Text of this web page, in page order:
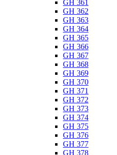
GH 361
GH 362
GH 363
GH 364
GH 365
GH 366
GH 367
GH 368
GH 369
GH 370
GH 371
GH 372
GH 373
GH 374
GH 375
GH 376
GH 377
GH 378